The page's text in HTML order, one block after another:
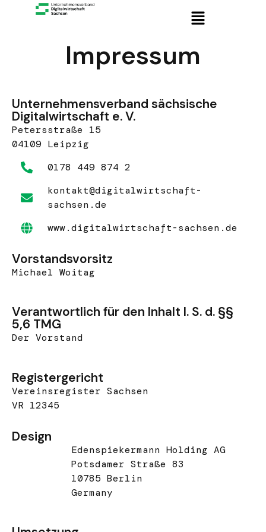
Impressum
Unternehmensverband sächsische
Digitalwirtschaft e. V.
Petersstraße 15
04109 Leipzig
0178 449 874 2
kontakt@digitalwirtschaft-
sachsen.de
www.digitalwirtschaft-sachsen.de
Vorstandsvorsitz
Michael Woitag
Verantwortlich für den Inhalt I. S. d. §§
5,6 TMG
Der Vorstand
Registergericht
Vereinsregister Sachsen
VR 12345
Design
Edenspiekermann Holding AG
Potsdamer Straße 83
10785 Berlin
Germany